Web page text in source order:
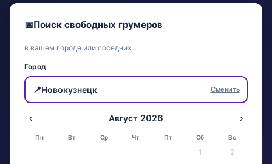
📅Поиск свободных грумеров
в вашем городе или соседних
Город
📍Новокузнецк Сменить
‹ Август 2026 ›
Пн Вт Ср Чт Пт Сб Вс
1
2